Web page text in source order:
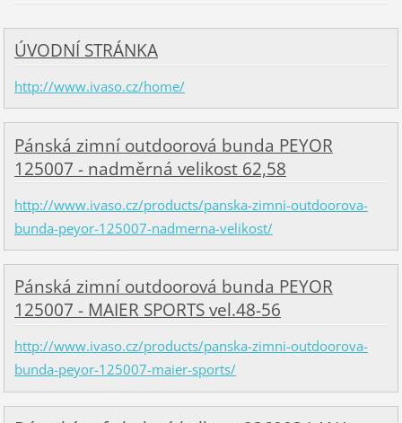
ÚVODNÍ STRÁNKA
http://www.ivaso.cz/home/
Pánská zimní outdoorová bunda PEYOR
125007 - nadměrná velikost 62,58
http://www.ivaso.cz/products/panska-zimni-outdoorova-
bunda-peyor-125007-nadmerna-velikost/
Pánská zimní outdoorová bunda PEYOR
125007 - MAIER SPORTS vel.48-56
http://www.ivaso.cz/products/panska-zimni-outdoorova-
bunda-peyor-125007-maier-sports/